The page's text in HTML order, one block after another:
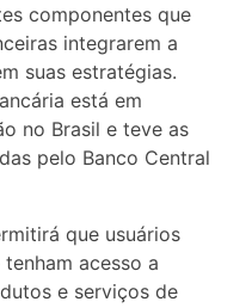
componentes que
integrarem a
suas estratégias.
está em
no Brasil e teve as
pelo Banco Central
que usuários
acesso a
e serviços de